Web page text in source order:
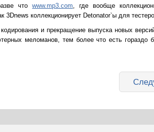
чтоwww.mp3.com , где вообще
коллекционирует Detonator`ы для
и прекращение выпуска новых
меломанов, тем более что есть гораздо